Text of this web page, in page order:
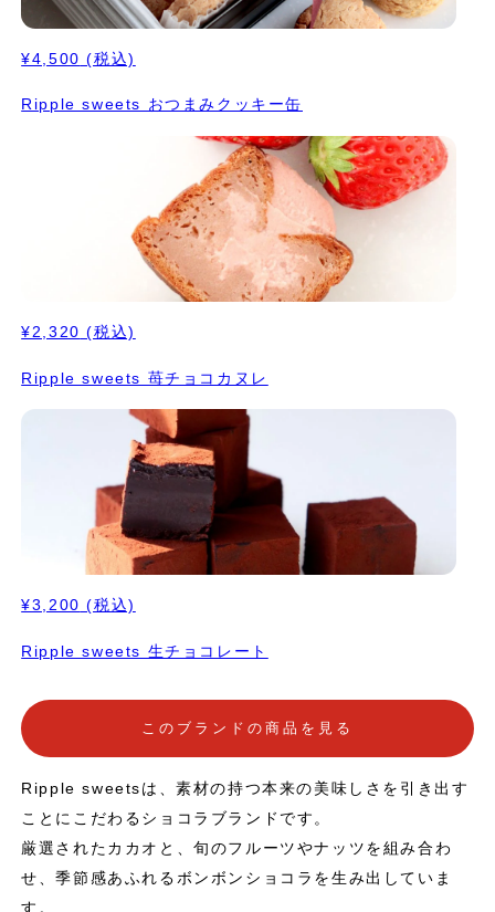
¥4,500 (税込)
Ripple sweets おつまみクッキー缶
¥2,320 (税込)
Ripple sweets 苺チョコカヌレ
¥3,200 (税込)
Ripple sweets 生チョコレート
このブランドの商品を見る
Ripple sweetsは、素材の持つ本来の美味しさを引き出す
ことにこだわるショコラブランドです。
厳選されたカカオと、旬のフルーツやナッツを組み合わ
せ、季節感あふれるボンボンショコラを生み出していま
す。